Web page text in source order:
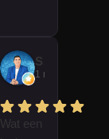
1 maand
Wat een